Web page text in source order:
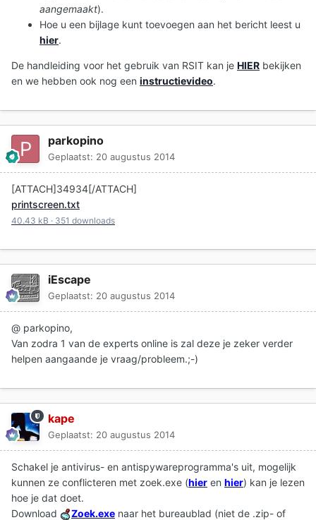
aangemaakt).
Hoe u een bijlage kunt toevoegen aan het bericht leest u
hier.
De handleiding voor het gebruik van RSIT kan je HIER bekijken
en we hebben ook nog een instructievideo.
parkopino
Geplaatst: 20 augustus 2014
[ATTACH]34934[/ATTACH]
printscreen.txt
40.43 kB · 351 downloads
iEscape
Geplaatst: 20 augustus 2014
@ parkopino,
Van zodra 1 van de experts online is zal deze je zeker verder
helpen aangaande je vraag/probleem.;-)
kape
Geplaatst: 20 augustus 2014
Schakel je antivirus- en antispywareprogramma's uit, mogelijk
kunnen ze conflicteren met zoek.exe (hier en hier) kan je lezen
hoe je dat doet.
Download
Zoek.exe naar het bureaublad (niet de .zip- of